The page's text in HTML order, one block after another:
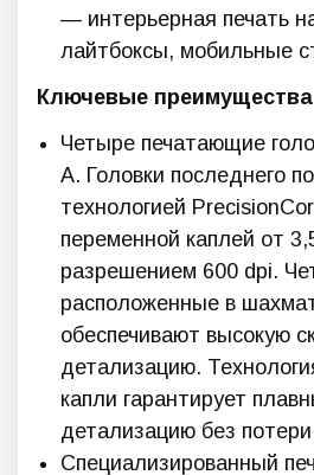
— интерьерная печать
лайтбоксы, мобильные
Ключевые преимущества
Четыре печатающие
А. Головки последнего
технологией
переменной каплей от
разрешением 600 dpi.
расположенные в
обеспечивают высокую
детализацию.
капли гарантирует
детализацию без потери
Специализированный